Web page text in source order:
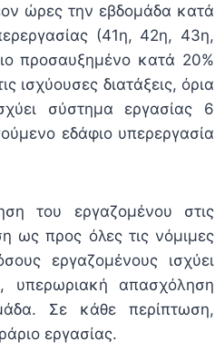
ώρες την εβδομάδα κατά
(41η, 42η, 43η,
προσαυξημένο κατά 20%
ισχύουσες διατάξεις, όρια
σύστημα εργασίας 6
εδάφιο υπερεργασία
του εργαζομένου στις
ως προς όλες τις νόμιμες
εργαζομένους ισχύει
υπερωριακή απασχόληση
Σε κάθε περίπτωση,
εργασίας.